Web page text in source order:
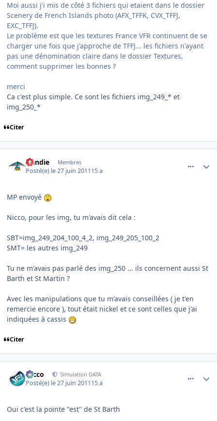
Moi aussi j'i mis de côté 3 fichiers qui etaient dans le dossier
Scenery de French Islands photo (AFX_TFFK, CVX_TFFJ,
EXC_TFFJ).
Le problème est que les textures France VFR continuent de se
charger une fois que j'approche de TFFJ... les fichiers n'ayant
pas une dénomination claire dans le dossier Textures,
comment supprimer les bonnes ?
merci
Ca c'est plus simple. Ce sont les fichiers img_249_* et
img_250_*
Citer
Handie Membres
Posté(e) le 27 juin 201115 a
MP envoyé
Nicco, pour les img, tu m'avais dit cela :
SBT=img_249_204_100_4_2, img_249_205_100_2
SMT= les autres img_249
Tu ne m'avais pas parlé des img_250 ... ils concernent aussi St
Barth et St Martin ?
Avec les manipulations que tu m'avais conseillées ( je t'en
remercie encore ), tout était nickel et ce sont celles que j'ai
indiquées à cassis
Citer
Nicco Simulation DATA
Posté(e) le 27 juin 201115 a
Oui c'est la pointe "est" de St Barth